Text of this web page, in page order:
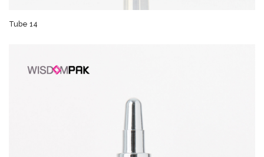
Tube 14